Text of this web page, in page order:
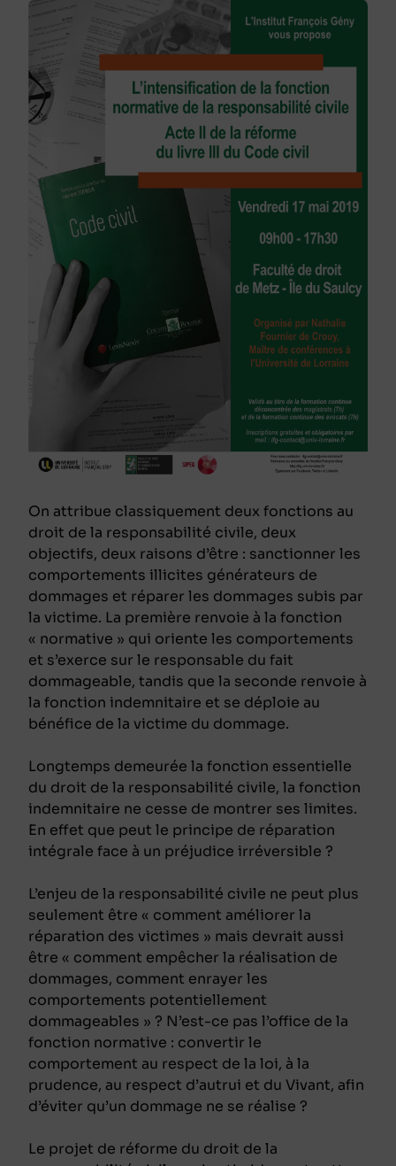
On attribue classiquement deux fonctions au
droit de la responsabilité civile, deux
objectifs, deux raisons d’être : sanctionner les
comportements illicites générateurs de
dommages et réparer les dommages subis par
la victime. La première renvoie à la fonction
« normative » qui oriente les comportements
et s’exerce sur le responsable du fait
dommageable, tandis que la seconde renvoie à
la fonction indemnitaire et se déploie au
bénéfice de la victime du dommage.
Longtemps demeurée la fonction essentielle
du droit de la responsabilité civile, la fonction
indemnitaire ne cesse de montrer ses limites.
En effet que peut le principe de réparation
intégrale face à un préjudice irréversible ?
L’enjeu de la responsabilité civile ne peut plus
seulement être « comment améliorer la
réparation des victimes » mais devrait aussi
être « comment empêcher la réalisation de
dommages, comment enrayer les
comportements potentiellement
dommageables » ? N’est-ce pas l’office de la
fonction normative : convertir le
comportement au respect de la loi, à la
prudence, au respect d’autrui et du Vivant, afin
d’éviter qu’un dommage ne se réalise ?
Le projet de réforme du droit de la